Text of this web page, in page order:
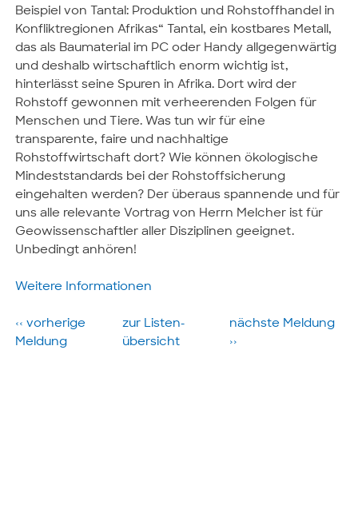
Beispiel von Tantal: Produktion und Rohstoffhandel in
Konfliktregionen Afrikas“ Tantal, ein kostbares Metall,
das als Baumaterial im PC oder Handy allgegenwärtig
und deshalb wirtschaftlich enorm wichtig ist,
hinterlässt seine Spuren in Afrika. Dort wird der
Rohstoff gewonnen mit verheerenden Folgen für
Menschen und Tiere. Was tun wir für eine
transparente, faire und nachhaltige
Rohstoffwirtschaft dort? Wie können ökologische
Mindeststandards bei der Rohstoffsicherung
eingehalten werden? Der überaus spannende und für
uns alle relevante Vortrag von Herrn Melcher ist für
Geowissenschaftler aller Disziplinen geeignet.
Unbedingt anhören!
Weitere Informationen
‹‹ vorherige
Meldung
zur Listen­
übersicht
nächste­ Meldung
››